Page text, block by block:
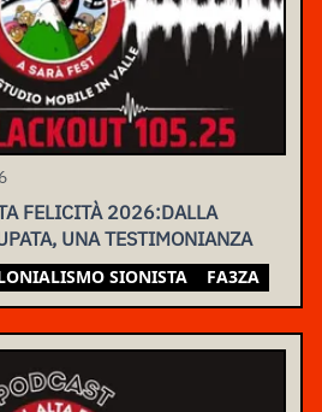
FELICITÀ 2026:DALLA
UNA TESTIMONIANZA
SIONISTA FA3ZA